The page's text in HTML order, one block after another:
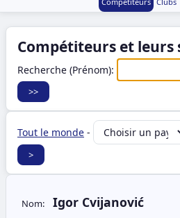
Compétiteurs et leurs
Recherche (Prénom):
Tout le monde -
Nom: Igor Cvijanović